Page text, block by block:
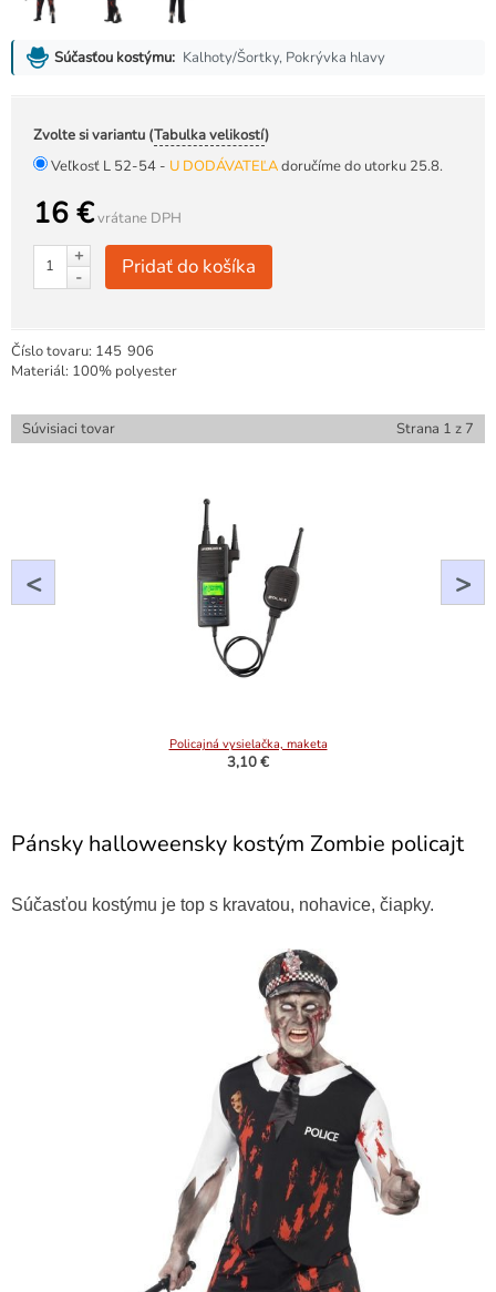
Súčasťou kostýmu: Kalhoty/Šortky, Pokrývka hlavy
Zvolte si variantu (Tabulka velikostí)
Veľkosť L 52-54 - U DODÁVATEĽAdoručíme do utorku 25.8.
16 €vrátane DPH
+
-
Pridať do košíka
Číslo tovaru: 145 906
Materiál: 100% polyester
Súvisiaci tovar Strana 1 z 7
<
Policajná vysielačka, maketa
3,10 €
Policajný obušok
3,50 €
>
Pánsky halloweensky kostým Zombie policajt
Súčasťou kostýmu je top s kravatou, nohavice, čiapky.